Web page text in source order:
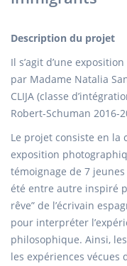
Description du projet
Il s’agit d’une
par Madame Natalia
CLIJA (classe
Robert-Schuman 2016-
Le projet consiste en la
exposition
témoignage de 7
été entre autre inspiré
rêve” de l’écrivain
pour interpréter
philosophique. Ainsi,
les expériences vécues